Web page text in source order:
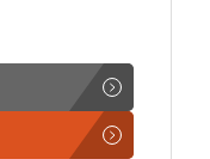
ポ部隊立ち上げな
して活動。現在は
マーケティングと